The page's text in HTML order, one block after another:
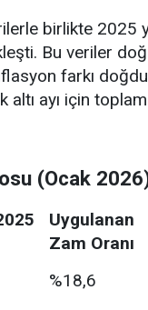
birlikte 2025
Bu veriler
farkı
altı ayı için
(Ocak
Uygulanan
Zam Oranı
%18,6